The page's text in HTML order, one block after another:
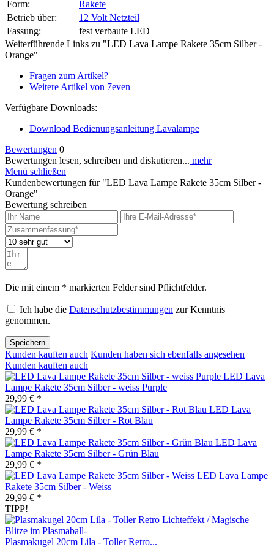
Form:
Rakete
Betrieb über:
12 Volt Netzteil
Fassung:
fest verbaute LED
Weiterführende Links zu "LED Lava Lampe Rakete 35cm Silber -
Orange"
Fragen zum Artikel?
Weitere Artikel von 7even
Verfügbare Downloads:
Download Bedienungsanleitung Lavalampe
Bewertungen 0
Bewertungen lesen, schreiben und diskutieren... mehr
Menü schließen
Kundenbewertungen für "LED Lava Lampe Rakete 35cm Silber -
Orange"
Bewertung schreiben
Die mit einem * markierten Felder sind Pflichtfelder.
Ich habe die Datenschutzbestimmungen zur Kenntnis
genommen.
Speichern
Kunden kauften auch Kunden haben sich ebenfalls angesehen
Kunden kauften auch
LED Lava
Lampe Rakete 35cm Silber - weiss Purple
29,99 € *
LED Lava
Lampe Rakete 35cm Silber - Rot Blau
29,99 € *
LED Lava
Lampe Rakete 35cm Silber - Grün Blau
29,99 € *
LED Lava Lampe
Rakete 35cm Silber - Weiss
29,99 € *
TIPP!
Plasmakugel 20cm Lila - Toller Retro...